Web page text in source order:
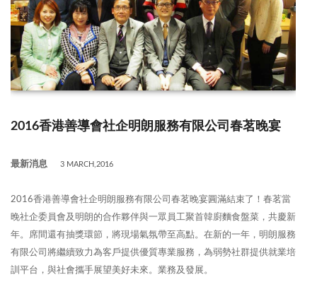
2016香港善導會社企明朗服務有限公司春茗晚宴
最新消息 3 MARCH,2016
2016香港善導會社企明朗服務有限公司春茗晚宴圓滿結束了！春茗當
晚社企委員會及明朗的合作夥伴與一眾員工聚首韓廚麵食盤菜，共慶新
年。席間還有抽獎環節，將現場氣氛帶至高點。在新的一年，明朗服務
有限公司將繼續致力為客戶提供優質專業服務，為弱勢社群提供就業培
訓平台，與社會攜手展望美好未來。業務及發展。